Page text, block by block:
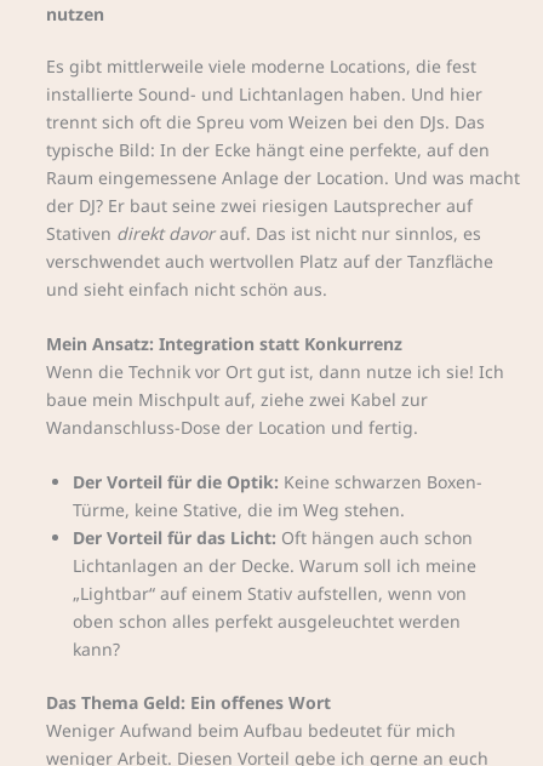
nutzen
Es gibt mittlerweile viele moderne Locations, die fest
installierte Sound- und Lichtanlagen haben. Und hier
trennt sich oft die Spreu vom Weizen bei den DJs. Das
typische Bild: In der Ecke hängt eine perfekte, auf den
Raum eingemessene Anlage der Location. Und was macht
der DJ? Er baut seine zwei riesigen Lautsprecher auf
Stativen direkt davorauf. Das ist nicht nur sinnlos, es
verschwendet auch wertvollen Platz auf der Tanzfläche
und sieht einfach nicht schön aus.
Mein Ansatz: Integration statt Konkurrenz
Wenn die Technik vor Ort gut ist, dann nutze ich sie! Ich
baue mein Mischpult auf, ziehe zwei Kabel zur
Wandanschluss-Dose der Location und fertig.
Der Vorteil für die Optik: Keine schwarzen Boxen-
Türme, keine Stative, die im Weg stehen.
Der Vorteil für das Licht: Oft hängen auch schon
Lichtanlagen an der Decke. Warum soll ich meine
„Lightbar“ auf einem Stativ aufstellen, wenn von
oben schon alles perfekt ausgeleuchtet werden
kann?
Das Thema Geld: Ein offenes Wort
Weniger Aufwand beim Aufbau bedeutet für mich
weniger Arbeit. Diesen Vorteil gebe ich gerne an euch